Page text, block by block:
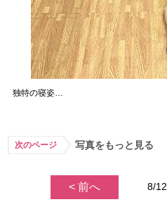
独特の寝姿…
次のページ 写真をもっと見る
< 前へ 8/12